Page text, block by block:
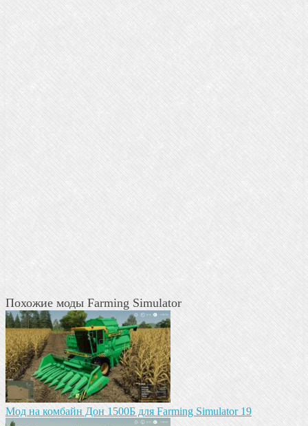
Похожие моды Farming Simulator
Мод на комбайн Дон 1500Б для Farming Simulator 19